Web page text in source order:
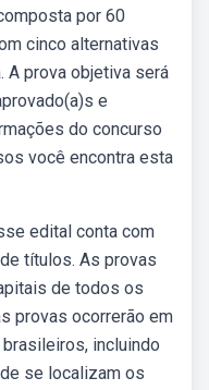
por 60
cinco alternativas
A prova objetiva será
e
do concurso
você encontra esta
edital conta com
títulos. As provas
de todos os
provas ocorrerão em
incluindo
se localizam os